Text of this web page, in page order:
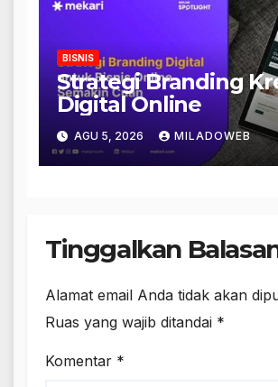
BISNIS
Strategi Branding
Digital Online
AGU 5, 2026 MILADOWEB
Tinggalkan
Alamat email Anda tidak akan
Ruas yang wajib ditandai *
Komentar *